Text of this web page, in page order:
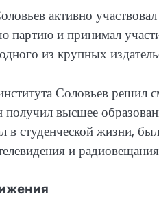
активно
партию и принимал
из крупных
Соловьев решил
высшее
в студенческой жизни,
и